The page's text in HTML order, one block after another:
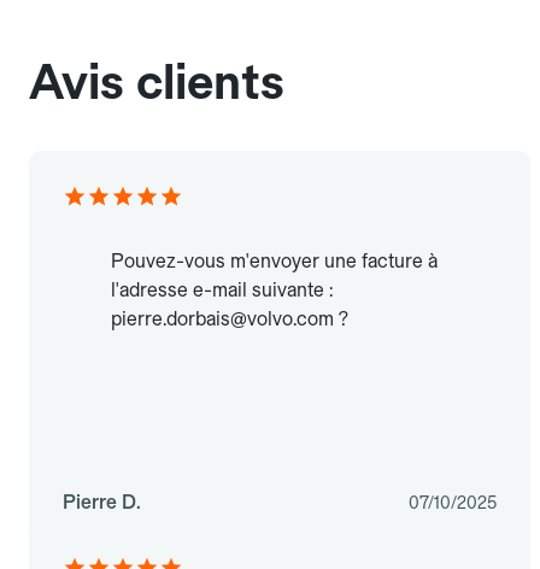
Avis clients
Pouvez-vous m'envoyer une facture à
l'adresse e-mail suivante :
pierre.dorbais@volvo.com ?
Pierre D. 07/10/2025